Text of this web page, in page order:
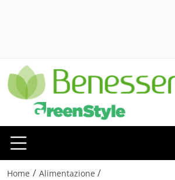
Home / Alimentazione /